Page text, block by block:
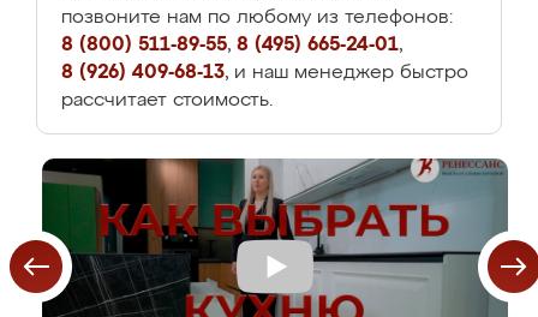
позвоните нам по любому из телефонов:
8 (800) 511-89-55, 8 (495) 665-24-01,
8 (926) 409-68-13, и наш менеджер быстро
рассчитает стоимость.